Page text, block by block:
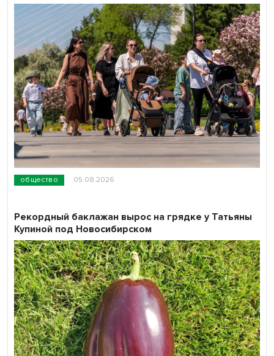
общество 05.08.2026
Рекордный баклажан вырос на грядке у Татьяны
Купиной под Новосибирском